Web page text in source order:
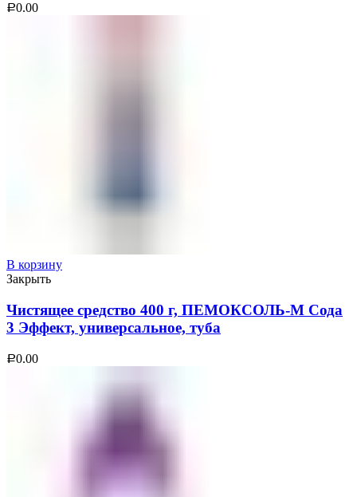
Р0.00
В корзину
Закрыть
Чистящее средство 400 г, ПЕМОКСОЛЬ-М Сода
3 Эффект, универсальное, туба
Р0.00